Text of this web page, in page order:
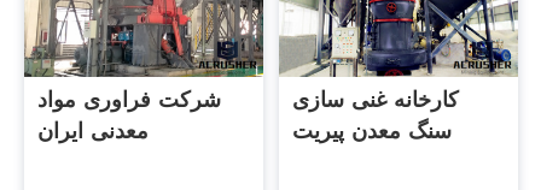
شرکت فراوری مواد
معدنی ایران
کارخانه غنی سازی
سنگ معدن پیریت